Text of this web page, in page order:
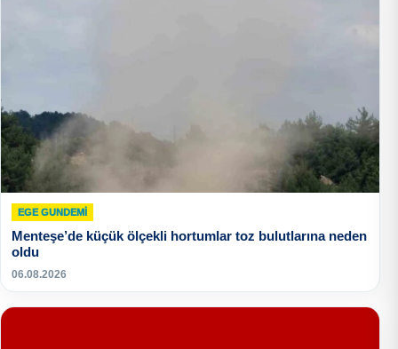
EGE GUNDEMİ
Menteşe’de küçük ölçekli hortumlar toz bulutlarına neden
oldu
06.08.2026